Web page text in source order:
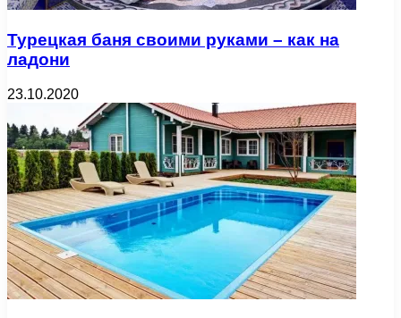
Турецкая баня своими руками – как на
ладони
23.10.2020